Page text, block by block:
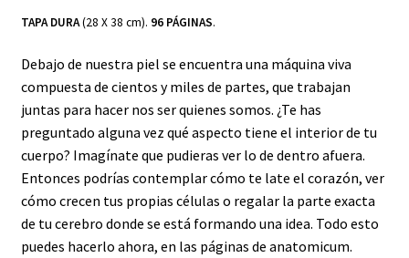
TAPA DURA(28 X 38 cm). 96 PÁGINAS.
Debajo de nuestra piel se encuentra una máquina viva
compuesta de cientos y miles de partes, que trabajan
juntas para hacer nos ser quienes somos. ¿Te has
preguntado alguna vez qué aspecto tiene el interior de tu
cuerpo? Imagínate que pudieras ver lo de dentro afuera.
Entonces podrías contemplar cómo te late el corazón, ver
cómo crecen tus propias células o regalar la parte exacta
de tu cerebro donde se está formando una idea. Todo esto
puedes hacerlo ahora, en las páginas de anatomicum.